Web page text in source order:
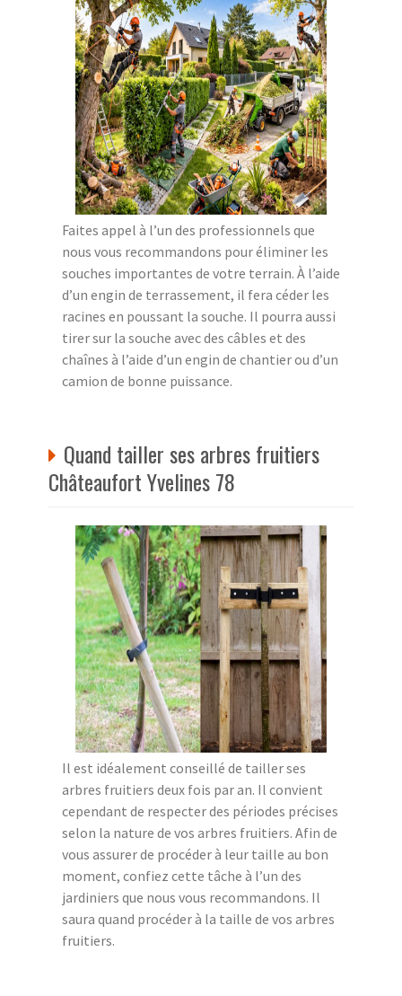
Faites appel à l’un des professionnels que
nous vous recommandons pour éliminer les
souches importantes de votre terrain. À l’aide
d’un engin de terrassement, il fera céder les
racines en poussant la souche. Il pourra aussi
tirer sur la souche avec des câbles et des
chaînes à l’aide d’un engin de chantier ou d’un
camion de bonne puissance.
Quand tailler ses arbres fruitiers
Châteaufort Yvelines 78
Il est idéalement conseillé de tailler ses
arbres fruitiers deux fois par an. Il convient
cependant de respecter des périodes précises
selon la nature de vos arbres fruitiers. Afin de
vous assurer de procéder à leur taille au bon
moment, confiez cette tâche à l’un des
jardiniers que nous vous recommandons. Il
saura quand procéder à la taille de vos arbres
fruitiers.